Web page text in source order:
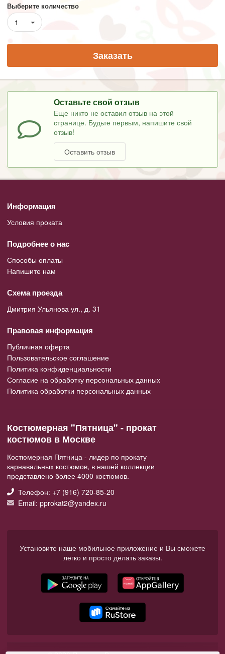
Выберите количество
1
Заказать
Оставьте свой отзыв
Еще никто не оставил отзыв на этой
странице. Будьте первым, напишите свой
отзыв!
Оставить отзыв
Информация
Условия проката
Подробнее о нас
Способы оплаты
Напишите нам
Схема проезда
Дмитрия Ульянова ул., д. 31
Правовая информация
Публичная оферта
Пользовательское соглашение
Политика конфиденциальности
Согласие на обработку персональных данных
Политика обработки персональных данных
Костюмерная "Пятница" - прокат
костюмов в Москве
Костюмерная Пятница - лидер по прокату
карнавальных костюмов, в нашей коллекции
представлено более 4000 костюмов.
Телефон: +7 (916) 720-85-20
Email: pprokat2@yandex.ru
Установите наше мобильное приложение и Вы сможете
легко и просто делать заказы.